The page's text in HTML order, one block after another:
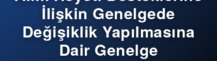
İlişkin Genelgede
Değişiklik Yapılmasına
Dair Genelge